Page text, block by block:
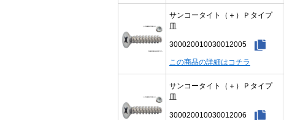
サンコータイト（＋）Ｐタイプ
皿
300020010030012005
この商品の詳細はコチラ
サンコータイト（＋）Ｐタイプ
皿
300020010030012006